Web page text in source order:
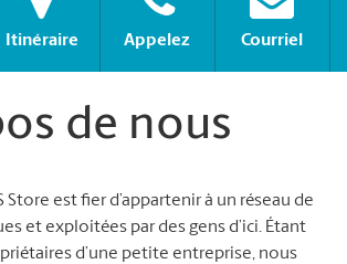
Itinéraire Appelez Courriel
de nous
Store est fier d’appartenir à un réseau de
et exploitées par des gens d’ici. Étant
d’une petite entreprise, nous